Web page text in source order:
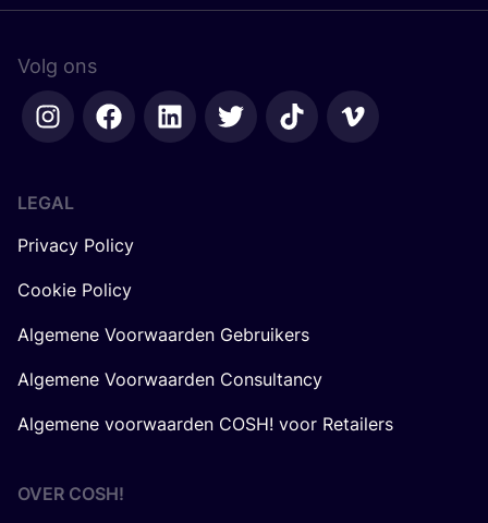
Volg ons
LEGAL
Privacy Policy
Cookie Policy
Algemene Voorwaarden Gebruikers
Algemene Voorwaarden Consultancy
Algemene voorwaarden COSH! voor Retailers
OVER COSH!